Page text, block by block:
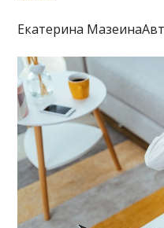
Екатерина